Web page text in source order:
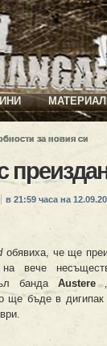
за новия си
в 21:59 часа на
обявиха, че ще
вече
банда Austere
ще бъде в